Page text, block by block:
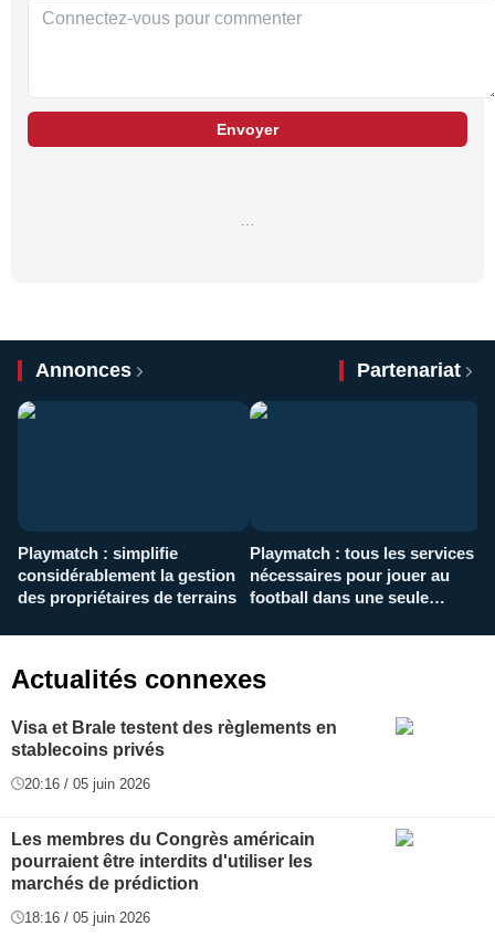
Envoyer
Annonces Partenariat
Playmatch : simplifie
considérablement la gestion
des propriétaires de terrains
Playmatch : tous les services
nécessaires pour jouer au
football dans une seule
Actualités connexes
Visa et Brale testent des règlements en
stablecoins privés
20:16 / 05 juin 2026
Les membres du Congrès américain
pourraient être interdits d'utiliser les
marchés de prédiction
18:16 / 05 juin 2026